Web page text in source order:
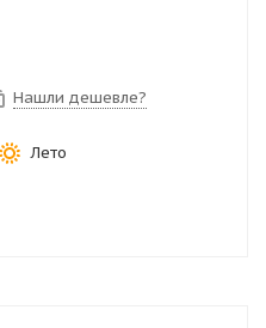
Нашли дешевле?
Лето